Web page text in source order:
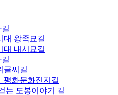
대 왕족묘길
대 내시묘길
글씨길
평화문화진지길
는 도봉이야기 길